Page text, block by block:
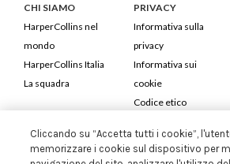
CHI SIAMO
HarperCollins nel
mondo
HarperCollins Italia
La squadra
PRIVACY
Informativa sulla
privacy
Informativa sui
cookie
Codice etico
HarperCollins Italia S.p.A. Viale
Cod. Fiscale e P.IVA 05946780151 -
Cliccando su “Accetta tutti i cookie”,
memorizzare i cookie sul dispositivo per